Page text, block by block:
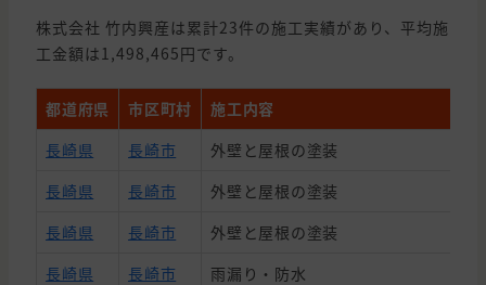
株式会社 竹内興産は累計23件の施工実績があり、平均施
工金額は1,498,465円です。
都道府県 市区町村
施工内容
長崎県
長崎市
外壁と屋根の塗装
長崎県
長崎市
外壁と屋根の塗装
長崎県
長崎市
外壁と屋根の塗装
長崎県
長崎市
雨漏り・防水